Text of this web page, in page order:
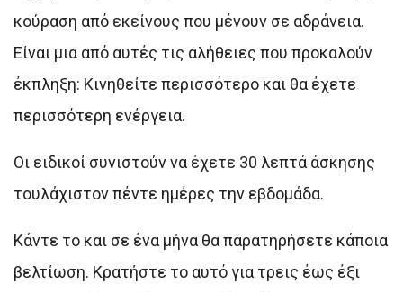
κούραση από εκείνους που μένουν σε αδράνεια.
Είναι μια από αυτές τις αλήθειες που προκαλούν
έκπληξη: Κινηθείτε περισσότερο και θα έχετε
περισσότερη ενέργεια.
Οι ειδικοί συνιστούν να έχετε 30 λεπτά άσκησης
τουλάχιστον πέντε ημέρες την εβδομάδα.
Κάντε το και σε ένα μήνα θα παρατηρήσετε κάποια
βελτίωση. Κρατήστε το αυτό για τρεις έως έξι